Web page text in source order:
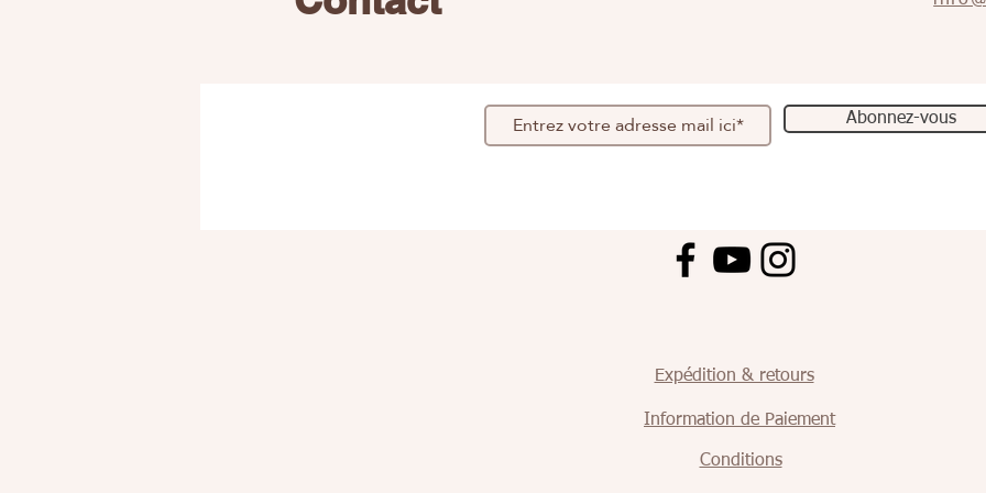
Abonnez-vous
Expédition & retours
Information de Paiement
Conditions